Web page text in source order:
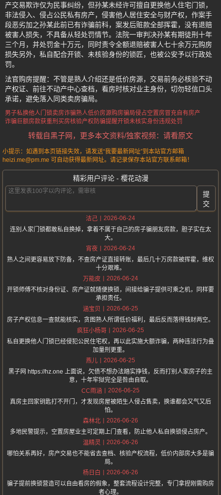
产交易欺诈仅为民事纠纷，但孙某未经许可擅自更换他人住宅门锁，
非法侵入、侵占公民私有房产，侵害他人居住安全与财产权，作案手
段恶劣加之孙某此前已有诈骗前科，案发后赃款全部挥霍，没有退赔
被害人损失，不具备从轻处罚情节。法院一审判决孙某有期徒刑十年
三个月，并处罚金十万元，同时责令全额退赔被害人七十余万元购房
损失另外，私自配合开锁、未核验身份的锁匠，也被公安予以行政处
罚。
法官购房提醒：不管是熟人介绍还是低价房源，交易前务必核验不动
产权证、前往不动产中心查档，看房时核对业主身份，切勿轻信口头
承诺，避免落入同类卖房骗局。
男子私换他人门锁卖房诈骗熟人低价房源购房骗局侵占空置房冒充自有房产
诈骗巨额房款获重刑 买房核验产权防骗提醒开锁未核实身份违规处罚
转载自黑子网，更多本文资料/独家视频：请看原文
小提示：如遇到本页链接失效，请发送“我要最新网址”到本站官方邮箱
heizi.me@pm.me 可自动获得最新网址。请记录保存本站官方联系邮箱！
精彩用户评论 - 樱花动漫
提
交
洁己
2026-06-24
连别人家门锁都敢私自换掉，拿着不属于自己的房子骗朋友房款，胆子实在太
大。
宵夜
2026-06-24
熟人之间更容易放下防备，不查房产证直接转账，最后几十万房款被挥霍，维权
十分艰难。
万能皮
2026-06-24
开锁师傅不核对身份证、房产证就随便换锁，间接给骗子提供可乘之机，同样要
承担责任。
涵宝贝
2026-06-25
房子产权信息一查就能核实，贪图熟人所谓低价福利，最后反而落得钱财两空。
疯狂小杨哥
2026-06-25
私自更换他人门锁已经侵犯公民住宅权，再以此实施大额诈骗，两种违法行为叠
加量刑更重。
燕儿
2026-06-25
黑子网 https://hz.one 上面说，欠债不想办法踏实挣钱，反而打别人家房子的主
意，十年牢狱完全是咎由自取。
CC雨涵
2026-06-25
真房主回家钥匙打不开门，才发现房屋被陌生人侵占售卖，换谁都会又气又后
怕。
森林北
2026-06-26
多地民警提示，空置房屋业主可定期上门查看，防止他人私自换锁侵占房产。
温精灵
2026-06-26
哪怕关系再好，房产交易也不能省去查档、核验产权流程，低价内部房大多是骗
局。
杨日白
2026-06-26
骗子提前换锁营造可以自由看房的假象，整套流程设计完整，专门拿捏刚需购房
者心理。